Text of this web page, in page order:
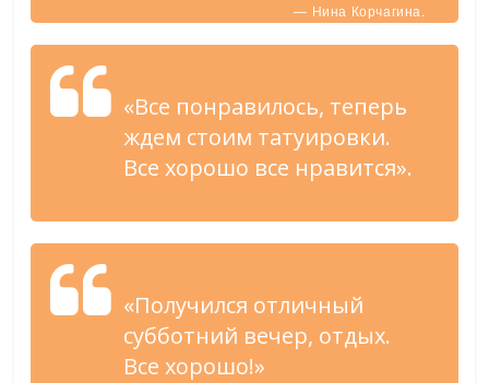
— Нина Корчагина.
«Все понравилось, теперь
ждем стоим татуировки.
Все хорошо все нравится».
«Получился отличный
субботний вечер, отдых.
Все хорошо!»